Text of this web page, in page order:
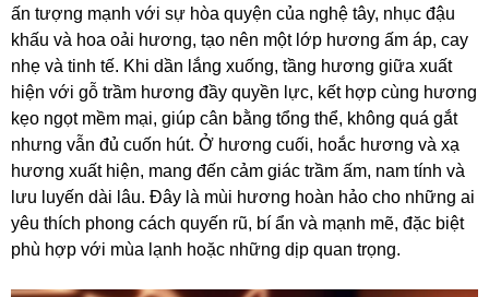
ấn tượng mạnh với sự hòa quyện của nghệ tây, nhục đậu
khấu và hoa oải hương, tạo nên một lớp hương ấm áp, cay
nhẹ và tinh tế. Khi dần lắng xuống, tầng hương giữa xuất
hiện với gỗ trầm hương đầy quyền lực, kết hợp cùng hương
kẹo ngọt mềm mại, giúp cân bằng tổng thể, không quá gắt
nhưng vẫn đủ cuốn hút. Ở hương cuối, hoắc hương và xạ
hương xuất hiện, mang đến cảm giác trầm ấm, nam tính và
lưu luyến dài lâu. Đây là mùi hương hoàn hảo cho những ai
yêu thích phong cách quyến rũ, bí ẩn và mạnh mẽ, đặc biệt
phù hợp với mùa lạnh hoặc những dịp quan trọng.